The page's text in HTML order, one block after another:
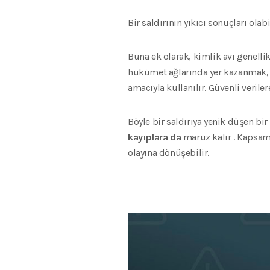
Bir saldırının yıkıcı sonuçları
Buna ek olarak, kimlik avı
hükümet ağlarında yer
amacıyla kullanılır. Güvenli
Böyle bir saldırıya yenik düşen
kayıplara da maruz kalır .
olayına dönüşebilir.